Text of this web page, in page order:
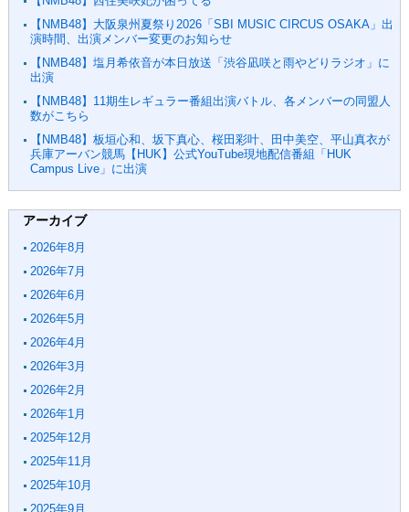
【NMB48】大阪泉州夏祭り2026「SBI MUSIC CIRCUS OSAKA」出
演時間、出演メンバー変更のお知らせ
【NMB48】塩月希依音が本日放送「渋谷凪咲と雨やどりラジオ」に
出演
【NMB48】11期生レギュラー番組出演バトル、各メンバーの同盟人
数がこちら
【NMB48】板垣心和、坂下真心、桜田彩叶、田中美空、平山真衣が
兵庫アーバン競馬【HUK】公式YouTube現地配信番組「HUK
Campus Live」に出演
アーカイブ
2026年8月
2026年7月
2026年6月
2026年5月
2026年4月
2026年3月
2026年2月
2026年1月
2025年12月
2025年11月
2025年10月
2025年9月